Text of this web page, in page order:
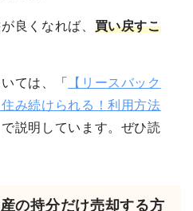
良くなれば、 買い戻すこ
ては、「
【リースバック
み続けられる！利用方法
で説明しています。ぜひ読
の持分だけ売却する方